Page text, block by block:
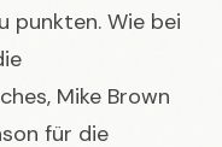
punkten. Wie bei
Mike Brown
für die